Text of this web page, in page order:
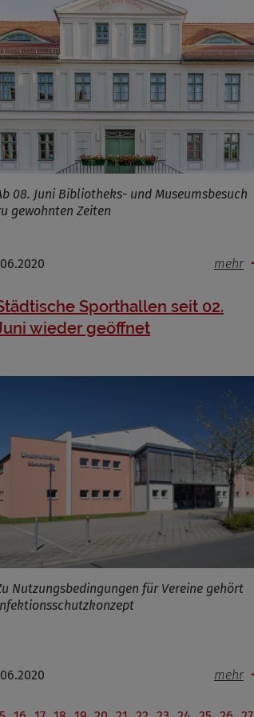
08. Juni Bibliotheks- und Museumsbesuch
gewohnten Zeiten
mehr
Sporthallen seit 02.
wieder geöffnet
Nutzungsbedingungen für Vereine gehört
mehr